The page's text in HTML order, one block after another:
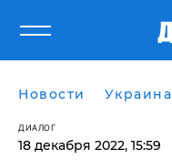
Новости Украина
ДИАЛОГ
18 декабря 2022, 15:59